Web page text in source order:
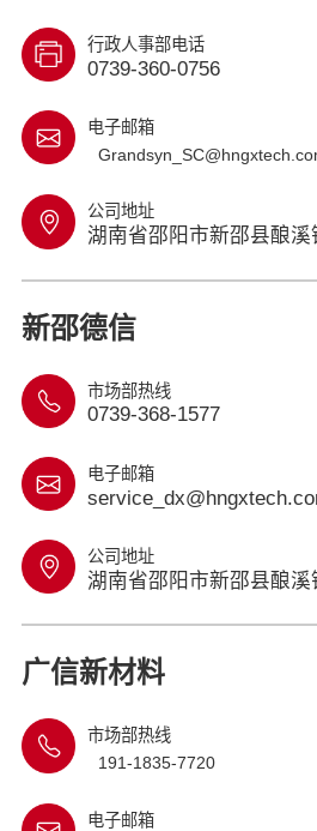
行政人事部电话
0739-360-0756
电子邮箱
公司地址
湖南省邵阳市新邵县酿溪
新邵德信
市场部热线
0739-368-1577
电子邮箱
公司地址
湖南省邵阳市新邵县酿
广信新材料
市场部热线
191-1835-7720
电子邮箱